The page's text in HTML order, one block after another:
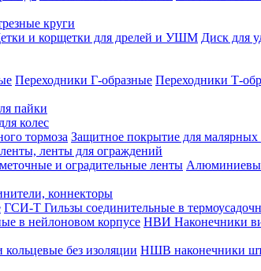
круги
и корщетки для дрелей и УШМ Диск для
Переходники Г-образные Переходники Т-
пайки
колес
тормоза Защитное покрытие для малярных
ленты для ограждений
и оградительные ленты
коннекторы
ГСИ-Т Гильзы соединительные в
в нейлоновом корпусе НВИ Наконечники
без изоляции НШВ наконечники